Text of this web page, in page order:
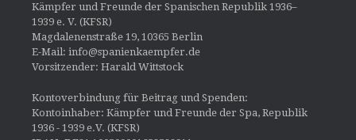
Kämpfer und Freunde der Spanischen Republik 1936–
1939 e. V. (KFSR)
Magdalenenstraße 19, 10365 Berlin
E-Mail: info@spanienkaempfer.de
Vorsitzender: Harald Wittstock
Kontoverbindung für Beitrag und Spenden:
Kontoinhaber: Kämpfer und Freunde der Spa, Republik
1936 - 1939 e.V. (KFSR)